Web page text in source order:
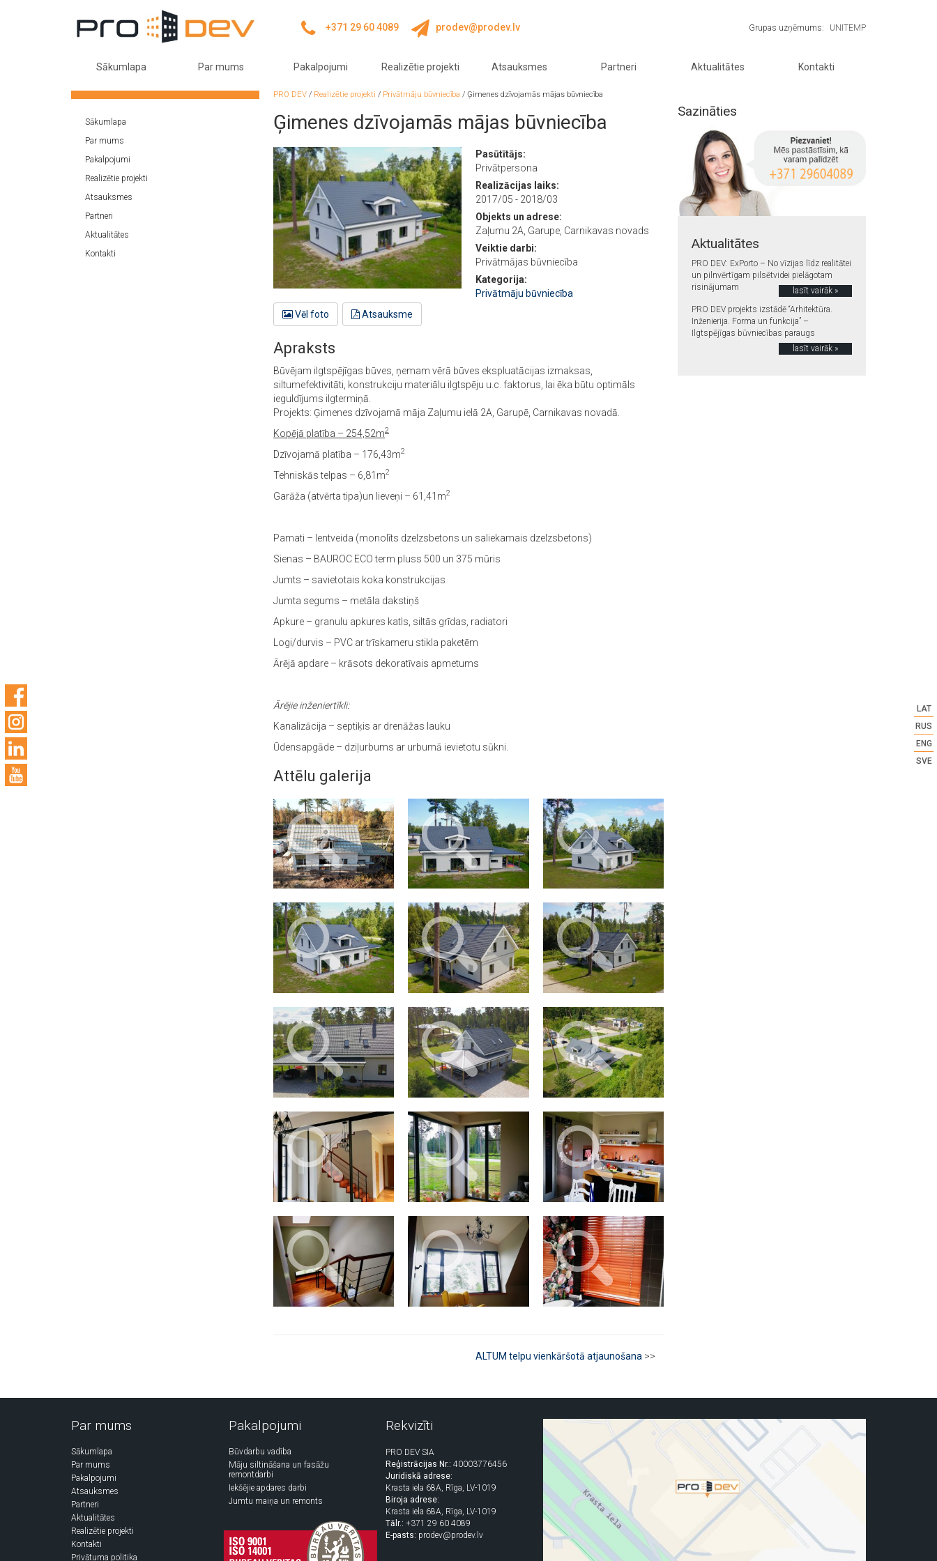
+371 29 60 4089 prodev@prodev.lv
LAT
RUS
ENG
SVE
Grupas uzņēmums: UNITEMP
Sākumlapa Par mums Pakalpojumi Realizētie projekti Atsauksmes Partneri Aktualitātes Kontakti
Sākumlapa
Par mums
Pakalpojumi
Realizētie projekti
Atsauksmes
Partneri
Aktualitātes
Kontakti
PRO DEV / Realizētie projekti / Privātmāju būvniecība / Ģimenes dzīvojamās mājas būvniecība
Ģimenes dzīvojamās mājas būvniecība
Vēl foto Atsauksme
Pasūtītājs:
Privātpersona
Realizācijas laiks:
2017/05 - 2018/03
Objekts un adrese:
Zaļumu 2A, Garupe, Carnikavas novads
Veiktie darbi:
Privātmājas būvniecība
Kategorija:
Privātmāju būvniecība
Apraksts
Būvējam ilgtspējīgas būves, ņemam vērā būves ekspluatācijas izmaksas,
siltumefektivitāti, konstrukciju materiālu ilgtspēju u.c. faktorus, lai ēka būtu optimāls
ieguldījums ilgtermiņā.
Projekts: Ģimenes dzīvojamā māja Zaļumu ielā 2A, Garupē, Carnikavas novadā.
Kopējā platība – 254,52m2
Dzīvojamā platība – 176,43m2
Tehniskās telpas – 6,81m2
Garāža (atvērta tipa)un lieveņi – 61,41m2
Pamati – lentveida (monolīts dzelzsbetons un saliekamais dzelzsbetons)
Sienas – BAUROC ECO term pluss 500 un 375 mūris
Jumts – savietotais koka konstrukcijas
Jumta segums – metāla dakstiņš
Apkure – granulu apkures katls, siltās grīdas, radiatori
Logi/durvis – PVC ar trīskameru stikla paketēm
Ārējā apdare – krāsots dekoratīvais apmetums
Ārējie inženiertīkli:
Kanalizācija – septiķis ar drenāžas lauku
Ūdensapgāde – dziļurbums ar urbumā ievietotu sūkni.
Attēlu galerija
ALTUM telpu vienkāršotā atjaunošana >>
Sazināties
Aktualitātes
PRO DEV: ExPorto – No vīzijas līdz realitātei
un pilnvērtīgam pilsētvidei pielāgotam
risinājumam
lasīt vairāk »
PRO DEV projekts izstādē “Arhitektūra.
Inženierija. Forma un funkcija” –
Ilgtspējīgas būvniecības paraugs
lasīt vairāk »
Par mums
Sākumlapa
Par mums
Pakalpojumi
Atsauksmes
Partneri
Aktualitātes
Realizētie projekti
Kontakti
Privātuma politika
Pakalpojumi
Būvdarbu vadība
Māju siltināšana un fasāžu
remontdarbi
Iekšējie apdares darbi
Jumtu maiņa un remonts
Rekvizīti
PRO DEV SIA
Reģistrācijas Nr.: 40003776456
Juridiskā adrese:
Krasta iela 68A, Rīga, LV-1019
Biroja adrese:
Krasta iela 68A, Rīga, LV-1019
Tālr.: +371 29 60 4089
E-pasts: prodev@prodev.lv